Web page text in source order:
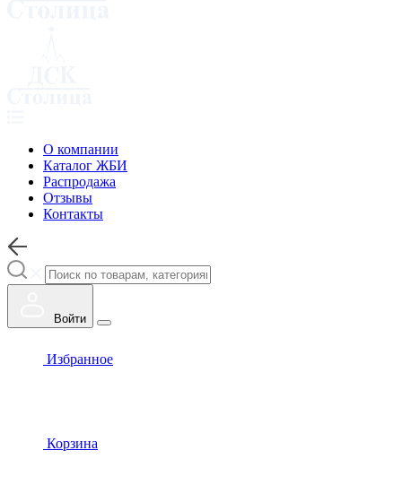
О компании
Каталог ЖБИ
Распродажа
Отзывы
Контакты
Войти
Избранное
Корзина